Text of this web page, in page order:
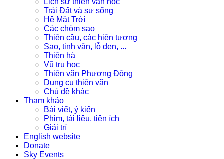
Lịch sử thiên văn học
Trái Đất và sự sống
Hệ Mặt Trời
Các chòm sao
Thiên cầu, các hiện tượng
Sao, tinh vân, lỗ đen, ...
Thiên hà
Vũ trụ học
Thiên văn Phương Đông
Dụng cụ thiên văn
Chủ đề khác
Tham khảo
Bài viết, ý kiến
Phim, tài liệu, tiện ích
Giải trí
English website
Donate
Sky Events